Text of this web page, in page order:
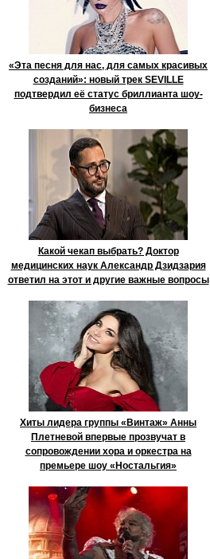
«Эта песня для нас, для самых красивых
созданий»: новый трек SEVILLE
подтвердил её статус бриллианта шоу-
бизнеса
Какой чекап выбрать? Доктор
медицинских наук Александр Дзидзария
ответил на этот и другие важные вопросы
Хиты лидера группы «Винтаж» Анны
Плетневой впервые прозвучат в
сопровождении хора и оркестра на
премьере шоу «Ностальгия»